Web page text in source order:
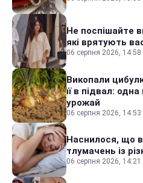
Не поспішайте
які врятують
06 серпня 2026, 14:58
Викопали
її в підвал:
урожай
06 серпня 2026, 14:53
Наснилося, що
тлумачень із
06 серпня 2026, 14:21